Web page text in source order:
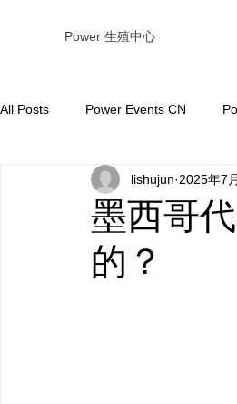
Power 生殖中心
All Posts Power Events CN
墨西哥
的？
lishujun 2025年7